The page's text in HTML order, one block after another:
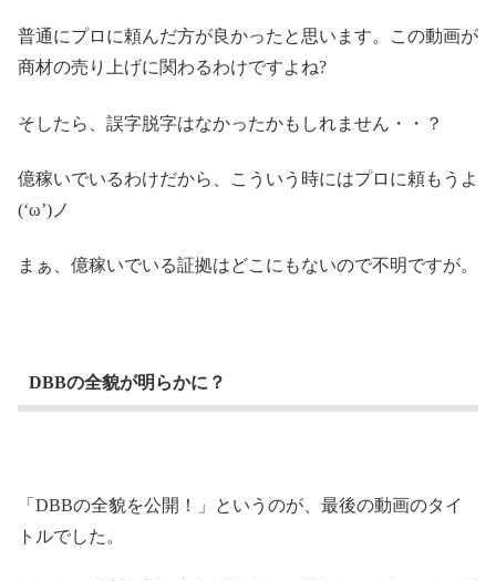
普通にプロに頼んだ方が良かったと思います。この動画が
商材の売り上げに関わるわけですよね?
そしたら、誤字脱字はなかったかもしれません・・？
億稼いでいるわけだから、こういう時にはプロに頼もうよ
(‘ω’)ノ
まぁ、億稼いでいる証拠はどこにもないので不明ですが。
DBBの全貌が明らかに？
「DBBの全貌を公開！」というのが、最後の動画のタイ
トルでした。